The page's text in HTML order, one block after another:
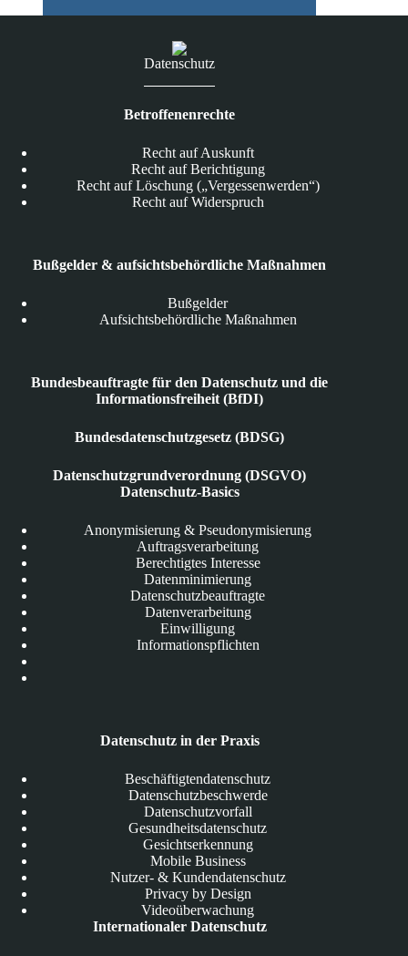
Datenschutz
Betroffenenrechte
Recht auf Auskunft
Recht auf Berichtigung
Recht auf Löschung („Vergessenwerden“)
Recht auf Widerspruch
Bußgelder & aufsichtsbehördliche Maßnahmen
Bußgelder
Aufsichtsbehördliche Maßnahmen
Bundesbeauftragte für den Datenschutz und die
Informationsfreiheit (BfDI)
Bundesdatenschutzgesetz (BDSG)
Datenschutzgrundverordnung (DSGVO)
Datenschutz-Basics
Anonymisierung & Pseudonymisierung
Auftragsverarbeitung
Berechtigtes Interesse
Datenminimierung
Datenschutzbeauftragte
Datenverarbeitung
Einwilligung
Informationspflichten
Datenschutz in der Praxis
Beschäftigtendatenschutz
Datenschutzbeschwerde
Datenschutzvorfall
Gesundheitsdatenschutz
Gesichtserkennung
Mobile Business
Nutzer- & Kundendatenschutz
Privacy by Design
Videoüberwachung
Internationaler Datenschutz